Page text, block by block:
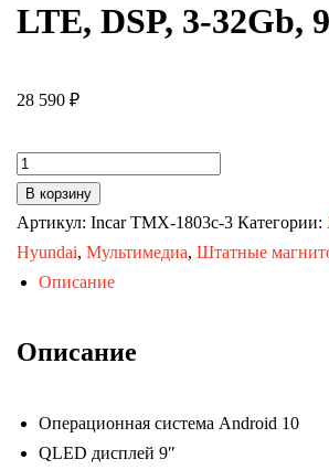
LTE, DSP, 3-32Gb,
28 590 ₽
Количество
товара
Автомагнитола
KIA
Cerato
18
с
ориг.камерой
В корзину
Артикул: Incar TMX-1803c-3 Категории:
Hyundai, Мультимедиа, Штатные
Описание
Описание
Операционная система Android 10
QLED дисплей 9″